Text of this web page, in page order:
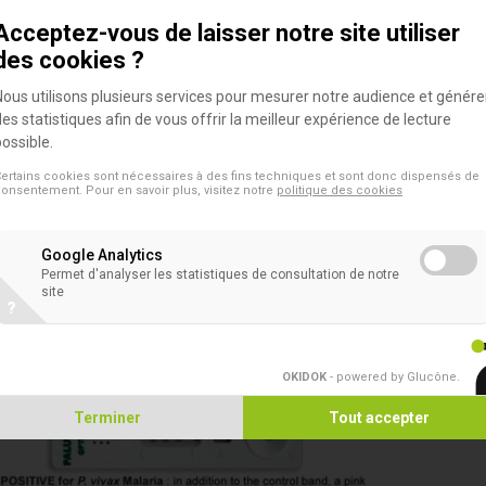
Lecture objective: absence ou présence de bandes de test de couleur
Rapide: résultats dans les 20 minutes
vous de laisser notre site utiliser
cookies ?
utilisons plusieurs services pour mesurer notre audience et
statistiques afin de vous offrir la meilleur expérience de lecture
cookies sont nécessaires à des fins techniques et sont donc dispensés de
Pour en savoir plus, visitez notre politique des cookies
Google Analytics
Permet d'analyser les statistiques de consultation de notre
site
?
OKIDOK - powered by Glucône.
Terminer Tout accepter